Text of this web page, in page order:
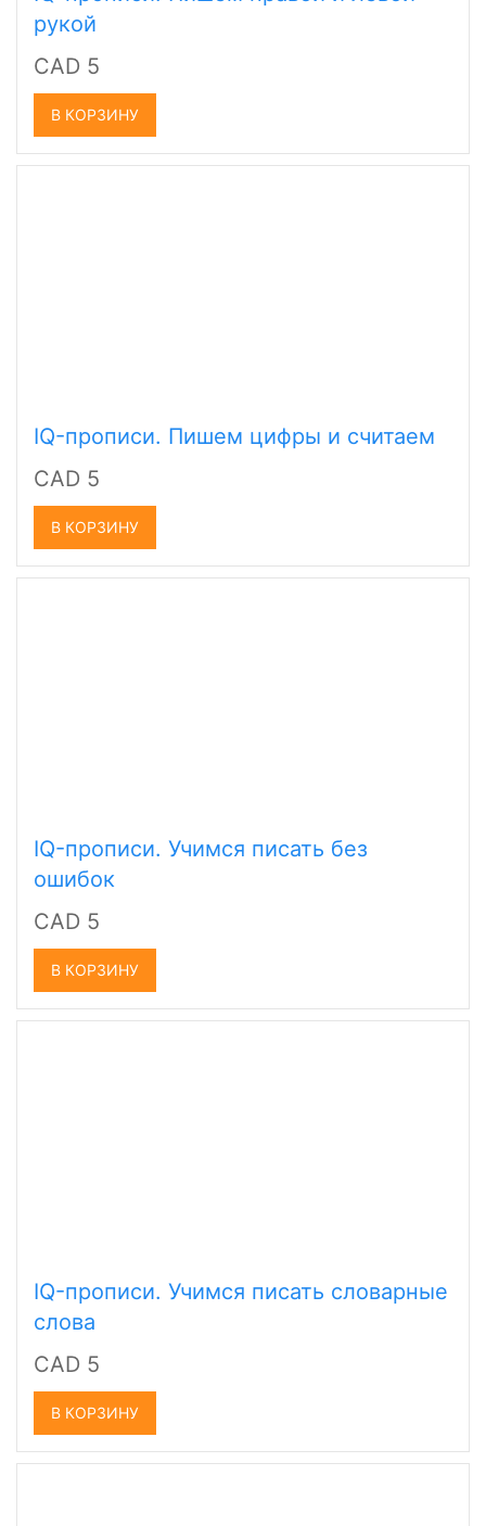
рукой
CAD 5
В КОРЗИНУ
IQ-прописи. Пишем цифры и считаем
CAD 5
В КОРЗИНУ
IQ-прописи. Учимся писать без
ошибок
CAD 5
В КОРЗИНУ
IQ-прописи. Учимся писать словарные
слова
CAD 5
В КОРЗИНУ